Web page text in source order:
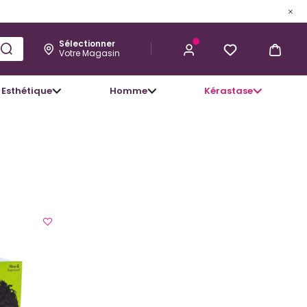
Sélectionner
Votre Magasin
Esthétique Homme Kérastase